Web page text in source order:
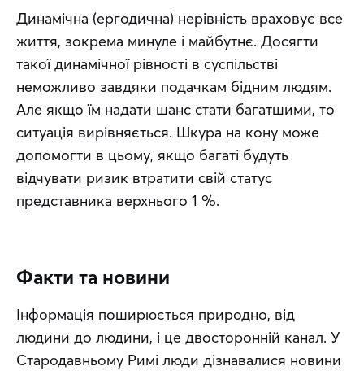
Динамічна (ергодична) нерівність враховує все
життя, зокрема минуле і майбутнє. Досягти
такої динамічної рівності в суспільстві
неможливо завдяки подачкам бідним людям.
Але якщо їм надати шанс стати багатшими, то
ситуація вирівняється. Шкура на кону може
допомогти в цьому, якщо багаті будуть
відчувати ризик втратити свій статус
представника верхнього 1 %.
Факти та новини
Інформація поширюється природно, від
людини до людини, і це двосторонній канал. У
Стародавньому Римі люди дізнавалися новини